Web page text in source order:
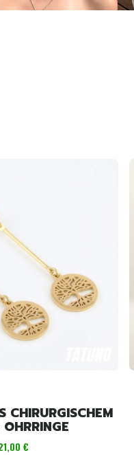
CHIRURGISCHEM
€